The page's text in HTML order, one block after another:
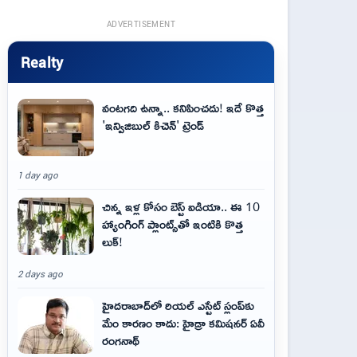
ADVERTISEMENT
Realty
వంటగది ఉన్నా.. కనిపించదు! ఇదే కొత్త
'ఇన్విజిబుల్ కిచెన్' ట్రెండ్
1 day ago
చిన్న ఇళ్ల కోసం బెస్ట్ ఐడియా.. ఈ 10
హ్యాంగింగ్ ప్లాంట్స్‌తో ఇంటికి కొత్త
లుక్!
2 days ago
హైదరాబాద్‌లో రియల్ ఎస్టేట్ స్లంప్‌కు
మేం కారణం కాదు: హైడ్రా కమిషనర్ ఏవీ
రంగనాథ్